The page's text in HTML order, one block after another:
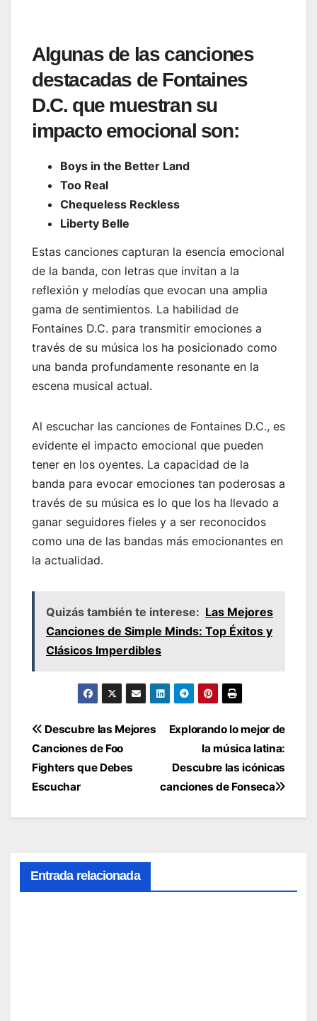
Algunas de las canciones
destacadas de Fontaines
D.C. que muestran su
impacto emocional son:
Boys in the Better Land
Too Real
Chequeless Reckless
Liberty Belle
Estas canciones capturan la esencia emocional
de la banda, con letras que invitan a la
reflexión y melodías que evocan una amplia
gama de sentimientos. La habilidad de
Fontaines D.C. para transmitir emociones a
través de su música los ha posicionado como
una banda profundamente resonante en la
escena musical actual.
Al escuchar las canciones de Fontaines D.C., es
evidente el impacto emocional que pueden
tener en los oyentes. La capacidad de la
banda para evocar emociones tan poderosas a
través de su música es lo que los ha llevado a
ganar seguidores fieles y a ser reconocidos
como una de las bandas más emocionantes en
la actualidad.
Quizás también te interese: Las Mejores
Canciones de Simple Minds: Top Éxitos y
Clásicos Imperdibles
Navegación
de
entradas
Explorando lo mejor de
la música latina:
Descubre las icónicas
canciones de Fonseca
Descubre las Mejores
Canciones de Foo
Fighters que Debes
Escuchar
Entrada relacionada